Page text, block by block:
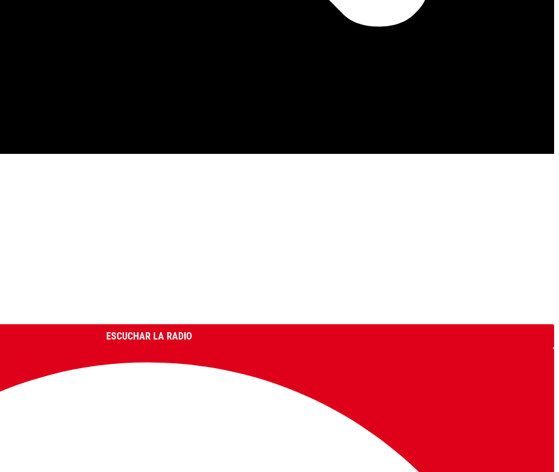
ESCUCHAR LA RADIO